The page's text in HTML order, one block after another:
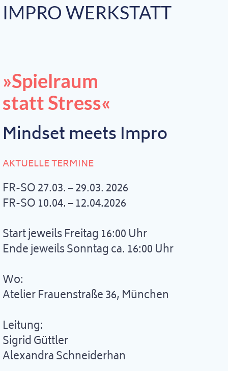
IMPRO WERKSTATT
»Spielraum
statt Stress«
Mindset meets Impro
AKTUELLE TERMINE
FR-SO 27.03. – 29.03. 2026
FR-SO 10.04. – 12.04.2026
Start jeweils Freitag 16:00 Uhr
Ende jeweils Sonntag ca. 16:00 Uhr
Wo:
Atelier Frauenstraße 36, München
Leitung:
Sigrid Güttler
Alexandra Schneiderhan